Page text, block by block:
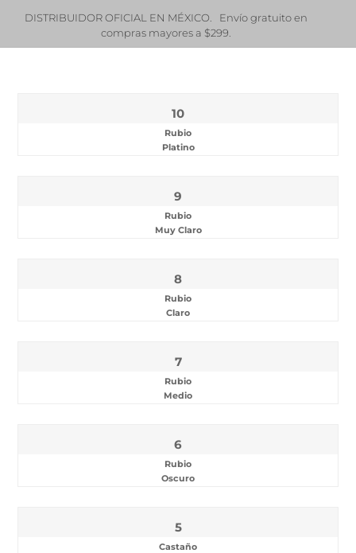
¿Eres estilista profesional o distribuidor de productos
profesionales?
CONTÁCTANOS
10
Rubio
Platino
9
Rubio
Muy Claro
8
Rubio
Claro
7
Rubio
Medio
6
Rubio
Oscuro
5
Castaño